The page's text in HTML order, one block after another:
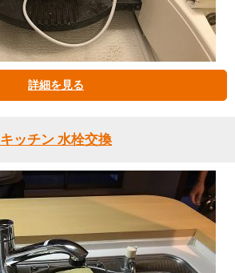
詳細を見る
キッチン 水栓交換